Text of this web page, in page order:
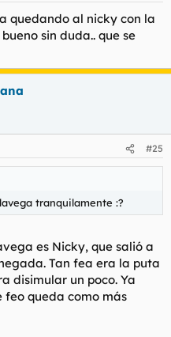
quedando al nicky con la
sin duda.. que se
#25
tranquilamente :?
es Nicky, que salió a
Tan fea era la puta
disimular un poco. Ya
feo queda como más